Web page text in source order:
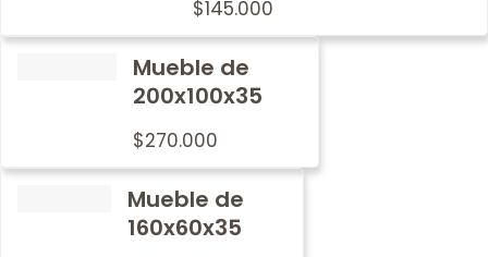
$145.000
Mueble de
200x100x35
$270.000
Mueble de
160x60x35